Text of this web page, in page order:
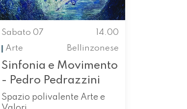
Sabato 07
14.00
Arte
Bellinzonese
Sinfonia e Movimento
- Pedro Pedrazzini
Spazio polivalente Arte e